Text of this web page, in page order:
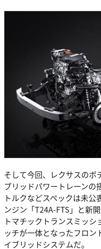
そして今回、レクサスのボ
ブリッドパワートレーンの
トルクなどスペックは未
ンジン「T24A-FTS」と新
トマチックトランスミッ
ッチが一体となったフロ
イブリッドシステムだ。